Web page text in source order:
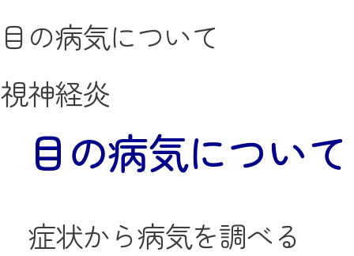
目の病気について
視神経炎
目の病気について
症状から病気を調べる